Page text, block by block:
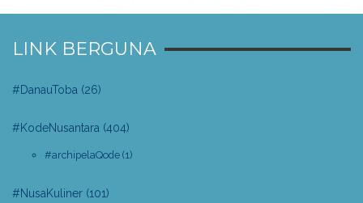
LINK BERGUNA
#DanauToba (26)
#KodeNusantara (404)
#archipelaQode (1)
#NusaKuliner (101)